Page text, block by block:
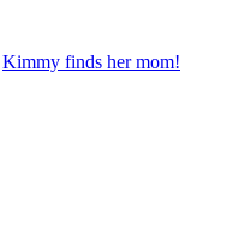
Kimmy finds her mom!